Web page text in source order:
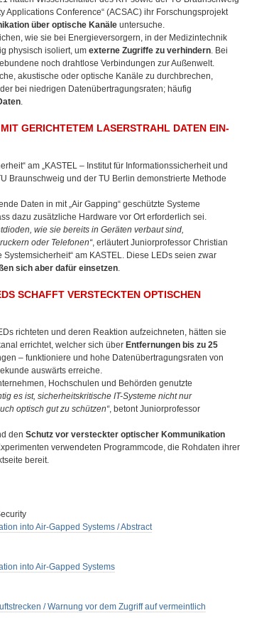
Applications Conference“ (ACSAC) ihr Forschungsprojekt
über optische Kanäle untersuche.
wie sie bei Energieversorgern, in der Medizintechnik
physisch isoliert, um externe Zugriffe zu verhindern. Bei
noch drahtlose Verbindungen zur Außenwelt.
akustische oder optische Kanäle zu durchbrechen,
bei niedrigen Datenübertragungsraten; häufig
.
GERICHTETEM LASERSTRAHL DATEN EIN-
am „KASTEL – Institut für Informationssicherheit und
Braunschweig und der TU Berlin demonstrierte Methode
Daten in mit „Air Gapping“ geschützte Systeme
dazu zusätzliche Hardware vor Ort erforderlich sei.
wie sie bereits in Geräten verbaut sind,
oder Telefonen“, erläutert Juniorprofessor Christian
am KASTEL. Diese LEDs seien zwar
sich aber dafür einsetzen.
SCHAFFT VERSTECKTEN OPTISCHEN
richteten und deren Reaktion aufzeichneten, hätten sie
errichtet, welcher sich über Entfernungen bis zu 25
– funktioniere und hohe Datenübertragungsraten von
auswärts erreiche.
Hochschulen und Behörden genutzte
es ist, sicherheitskritische IT-Systeme nicht nur
optisch gut zu schützen“, betont Juniorprofessor
den Schutz vor versteckter optischer Kommunikation
verwendeten Programmcode, die Rohdaten ihrer
bereit.
into Air-Gapped Systems / Abstract
into Air-Gapped Systems
/ Warnung vor dem Zugriff auf vermeintlich